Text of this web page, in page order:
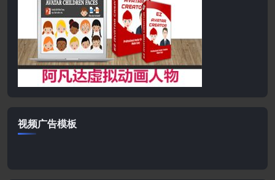
视频广告模板